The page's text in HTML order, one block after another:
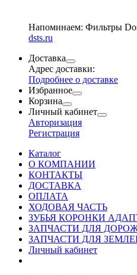
Напоминаем: Фильтры
dsts.ru
Доставка
Адрес доставки:
Подробнее о доставке
Избранное
Корзина
Личный кабинет
Авторизация
Регистрация
Каталог
О КОМПАНИИ
КОНТАКТЫ
ДОСТАВКА
ОПЛАТА
ХОДОВАЯ ЧАСТЬ
ЗУБЬЯ КОРОНКИ
ЗАПЧАСТИ ДЛЯ
ЗАПЧАСТИ ДЛЯ
Личный кабинет